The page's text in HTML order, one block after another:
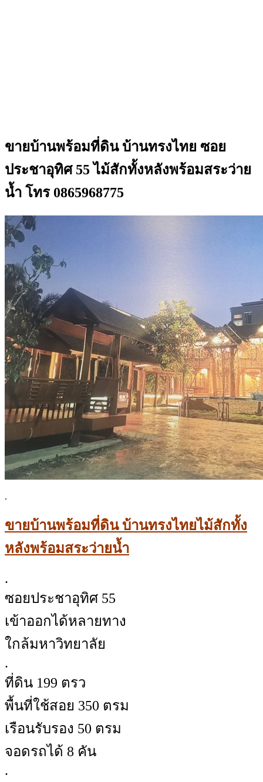
ขายบ้านพร้อมที่ดิน บ้านทรงไทย ซอย
ประชาอุทิศ 55 ไม้สักทั้งหลังพร้อมสระว่าย
น้ำ โทร 0865968775
.
ขายบ้านพร้อมที่ดิน บ้านทรงไทยไม้สักทั้ง
หลังพร้อมสระว่ายน้ำ
.
ซอยประชาอุทิศ 55
เข้าออกได้หลายทาง
ใกล้มหาวิทยาลัย
.
ที่ดิน 199 ตรว
พื้นที่ใช้สอย 350 ตรม
เรือนรับรอง 50 ตรม
จอดรถได้ 8 คัน
.